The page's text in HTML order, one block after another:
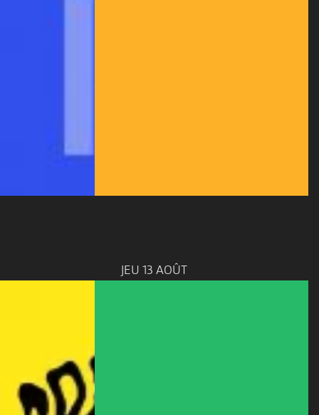
JEU 13 AOÛT